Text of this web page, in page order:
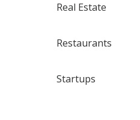
Real Estate
Restaurants
Startups